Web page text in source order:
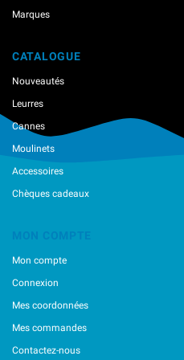
Little Jack
Longasbaits
Lucky Craft
Madness
Major Craft
Maria
Marukyu
Mega Strike
Minnows,inc
Nikko
Nories
Ocean's Legacy
Marques
CATALOGUE
Nouveautés
Leurres
Cannes
Moulinets
Accessoires
Chèques cadeaux
MON COMPTE
Mon compte
Connexion
Mes coordonnées
Mes commandes
Contactez-nous